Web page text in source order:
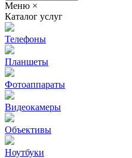
Меню ×
Каталог услуг
Телефоны
Планшеты
Фотоаппараты
Видеокамеры
Объективы
Ноутбуки